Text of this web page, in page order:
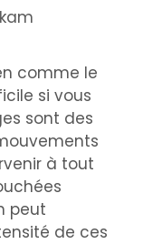
comme le
si vous
sont des
à tout
peut
de ces